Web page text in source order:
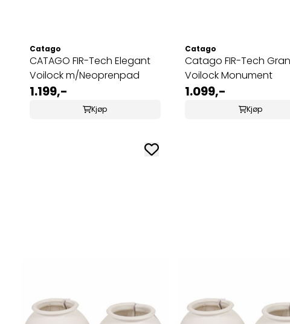
Catago
CATAGO FIR-Tech Elegant
Voilock m/Neoprenpad
1.199,-
Kjøp
Catago
Catago FIR-Tech
Voilock Monument
1.099,-
Kjøp